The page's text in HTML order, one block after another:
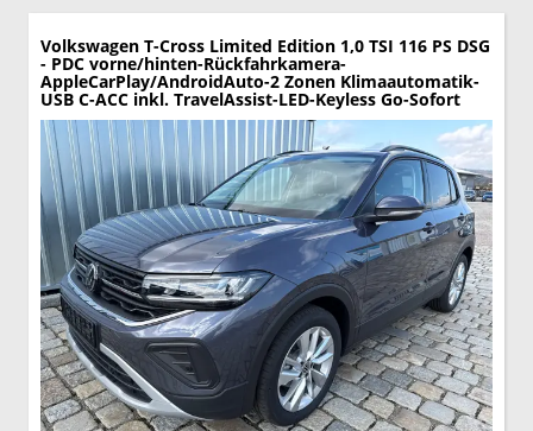
Volkswagen T-Cross Limited Edition 1,0 TSI 116 PS DSG
- PDC vorne/hinten-Rückfahrkamera-
AppleCarPlay/AndroidAuto-2 Zonen Klimaautomatik-
USB C-ACC inkl. TravelAssist-LED-Keyless Go-Sofort